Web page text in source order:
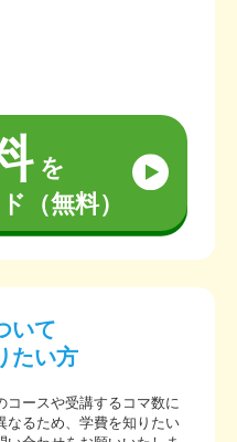
を
（無料）
いて
たい方
コースや受講するコマ数に
なるため、学費を知りたい